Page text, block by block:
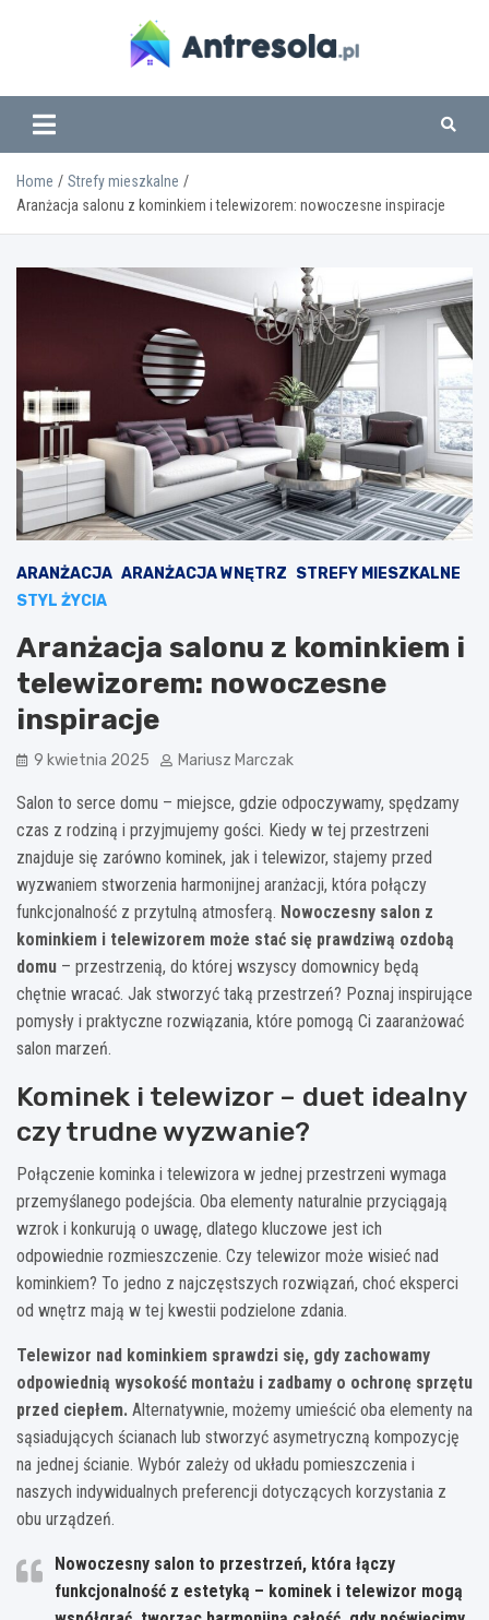
www.antresola.pl
Home
Strefy mieszkalne
Aranżacja salonu z kominkiem i telewizorem: nowoczesne inspiracje
ARANŻACJA ARANŻACJA WNĘTRZ STREFY MIESZKALNE
STYL ŻYCIA
Aranżacja salonu z kominkiem i
telewizorem: nowoczesne
inspiracje
9 kwietnia 2025 Mariusz Marczak
Salon to serce domu – miejsce, gdzie odpoczywamy, spędzamy
czas z rodziną i przyjmujemy gości. Kiedy w tej przestrzeni
znajduje się zarówno kominek, jak i telewizor, stajemy przed
wyzwaniem stworzenia harmonijnej aranżacji, która połączy
funkcjonalność z przytulną atmosferą. Nowoczesny salon z
kominkiem i telewizorem może stać się prawdziwą ozdobą
domu – przestrzenią, do której wszyscy domownicy będą
chętnie wracać. Jak stworzyć taką przestrzeń? Poznaj inspirujące
pomysły i praktyczne rozwiązania, które pomogą Ci zaaranżować
salon marzeń.
Kominek i telewizor – duet idealny
czy trudne wyzwanie?
Połączenie kominka i telewizora w jednej przestrzeni wymaga
przemyślanego podejścia. Oba elementy naturalnie przyciągają
wzrok i konkurują o uwagę, dlatego kluczowe jest ich
odpowiednie rozmieszczenie. Czy telewizor może wisieć nad
kominkiem? To jedno z najczęstszych rozwiązań, choć eksperci
od wnętrz mają w tej kwestii podzielone zdania.
Telewizor nad kominkiem sprawdzi się, gdy zachowamy
odpowiednią wysokość montażu i zadbamy o ochronę sprzętu
przed ciepłem. Alternatywnie, możemy umieścić oba elementy na
sąsiadujących ścianach lub stworzyć asymetryczną kompozycję
na jednej ścianie. Wybór zależy od układu pomieszczenia i
naszych indywidualnych preferencji dotyczących korzystania z
obu urządzeń.
Nowoczesny salon to przestrzeń, która łączy
funkcjonalność z estetyką – kominek i telewizor mogą